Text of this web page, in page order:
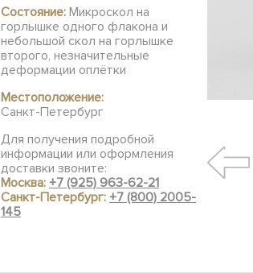
Состояние: Микроскол на
горлышке одного флакона и
небольшой скол на горлышке
второго, незначительные
деформации оплётки
Местоположение:
Санкт-Петербург
Для получения подробной
информации или оформления
доставки звоните:
Москва: +7 (925) 963-62-21
Санкт-Петербург: +7 (800) 2005-
145